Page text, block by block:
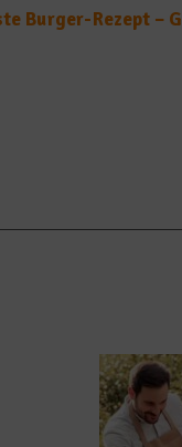
Burger-Rezept –